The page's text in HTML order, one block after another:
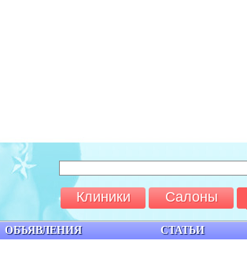
ОБЪЯВЛЕНИЯ СТАТЬИ
Клиники Салоны